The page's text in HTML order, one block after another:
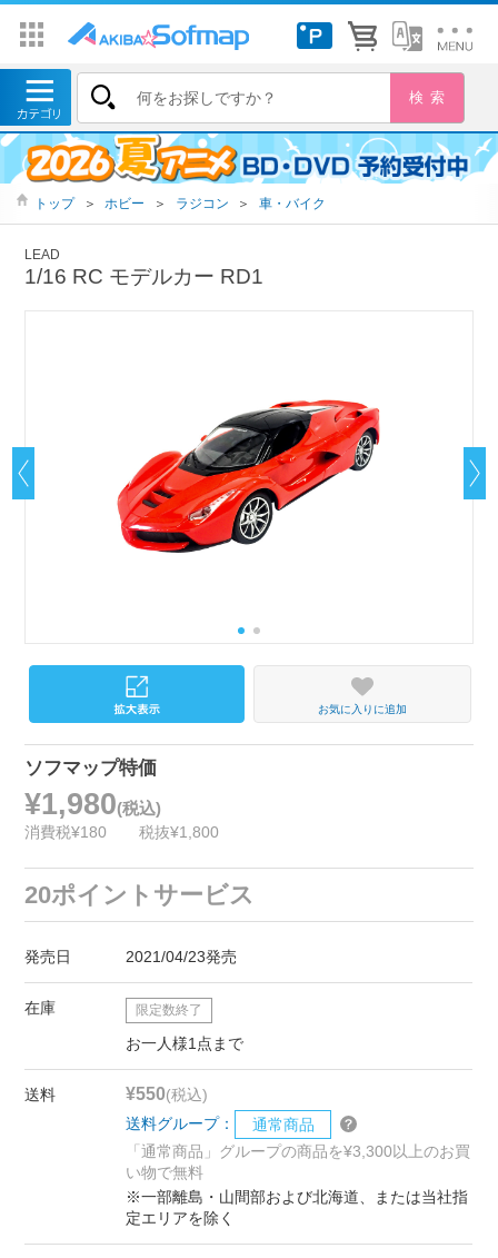
トップ ＞ ホビー ＞ ラジコン ＞ 車・バイク
LEAD
1/16 RC モデルカー RD1
お気に入りに追加
ソフマップ特価
¥1,980(税込)
消費税¥180 税抜¥1,800
20ポイントサービス
発売日 2021/04/23発売
在庫 限定数終了
お一人様1点まで
送料 ¥550(税込)
送料グループ：
通常商品
「通常商品」グループの商品を¥3,300以上のお買
い物で無料
※一部離島・山間部および北海道、または当社指
定エリアを除く